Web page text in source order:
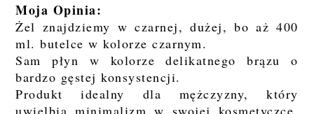
Moja Opinia:
Żel znajdziemy w czarnej, dużej, bo aż 400
ml. butelce w kolorze czarnym.
Sam płyn w kolorze delikatnego brązu o
bardzo gęstej konsystencji.
Produkt idealny dla mężczyzny, który